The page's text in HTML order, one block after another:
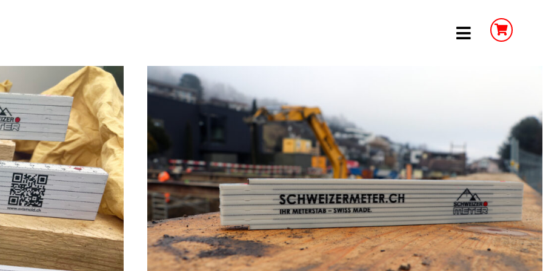
Toggle
Logo im
Warum sind Werbeartikel wichtig?